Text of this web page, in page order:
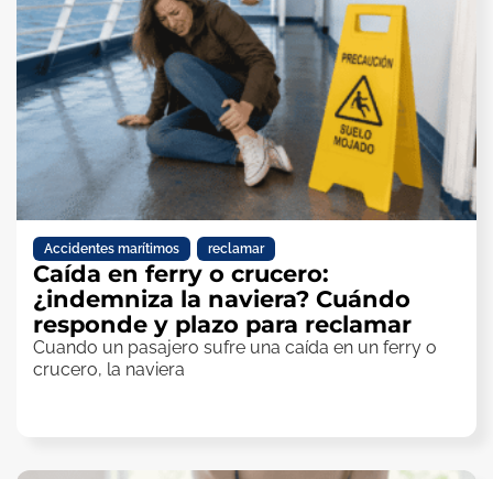
Accidentes marítimos reclamar
Caída en ferry o crucero:
¿indemniza la naviera? Cuándo
responde y plazo para reclamar
Cuando un pasajero sufre una caída en un ferry o
crucero, la naviera